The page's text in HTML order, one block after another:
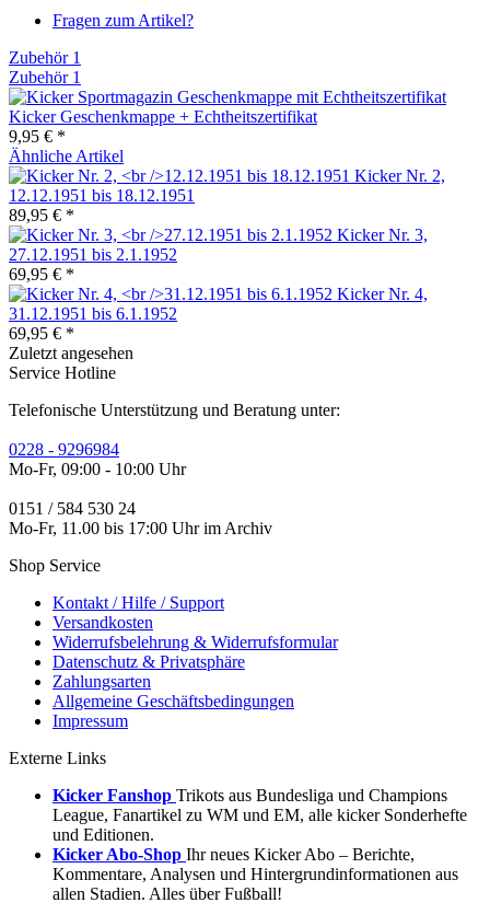
Fragen zum Artikel?
Zubehör 1
Zubehör 1
Kicker Geschenkmappe + Echtheitszertifikat
9,95 € *
Ähnliche Artikel
Kicker Nr. 2,
12.12.1951 bis 18.12.1951
89,95 € *
Kicker Nr. 3,
27.12.1951 bis 2.1.1952
69,95 € *
Kicker Nr. 4,
31.12.1951 bis 6.1.1952
69,95 € *
Zuletzt angesehen
Service Hotline
Telefonische Unterstützung und Beratung unter:
0228 - 9296984
Mo-Fr, 09:00 - 10:00 Uhr
0151 / 584 530 24
Mo-Fr, 11.00 bis 17:00 Uhr im Archiv
Shop Service
Kontakt / Hilfe / Support
Versandkosten
Widerrufsbelehrung & Widerrufsformular
Datenschutz & Privatsphäre
Zahlungsarten
Allgemeine Geschäftsbedingungen
Impressum
Externe Links
Kicker Fanshop Trikots aus Bundesliga und Champions
League, Fanartikel zu WM und EM, alle kicker Sonderhefte
und Editionen.
Kicker Abo-Shop Ihr neues Kicker Abo – Berichte,
Kommentare, Analysen und Hintergrundinformationen aus
allen Stadien. Alles über Fußball!